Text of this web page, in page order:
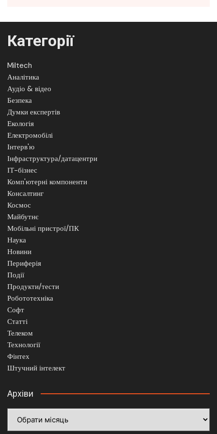
Категорії
Miltech
Аналітика
Аудіо & відео
Безпека
Думки експертів
Екологія
Електромобілі
Інтерв'ю
Інфраструктура/датацентри
ІТ-бізнес
Комп'ютерні компоненти
Консалтинг
Космос
Майбутнє
Мобільні пристрої/ПК
Наука
Новини
Периферія
Події
Продукти/тести
Робототехніка
Софт
Статті
Телеком
Технології
Фінтех
Штучний інтелект
Архіви